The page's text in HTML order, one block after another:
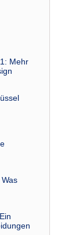
Mehr